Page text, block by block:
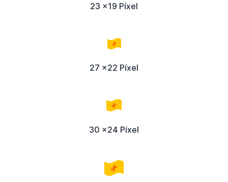
23 x19 Píxel
27 x22 Píxel
30 x24 Píxel